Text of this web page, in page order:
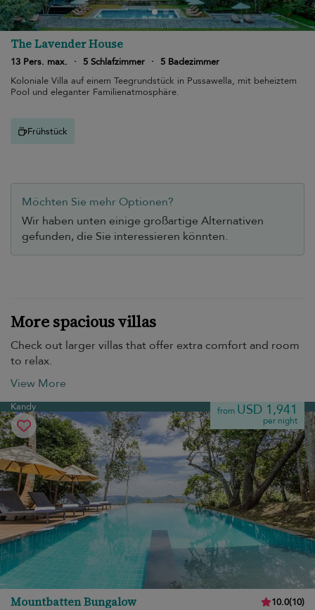
The Lavender House
13 Pers. max. · 5 Schlafzimmer ·
5 Badezimmer
Koloniale Villa auf einem Teegrundstück in Pussawella, mit beheiztem
Pool und eleganter Familienatmosphäre.
Frühstück
Möchten Sie mehr Optionen?
Wir haben unten einige großartige Alternativen
gefunden, die Sie interessieren könnten.
More spacious villas
Check out larger villas that offer extra comfort and room
to relax.
View More
Kandy from USD 1,941
per night
Mountbatten Bungalow 10.0(10)